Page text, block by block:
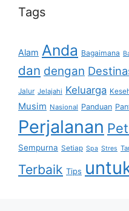
Tags
Alam Anda Bagaimana
dan dengan
Jalur Jelajahi Keluarga
Musim Nasional Panduan
Perjalanan
Sempurna Setiap Spa Stres
Terbaik Tips